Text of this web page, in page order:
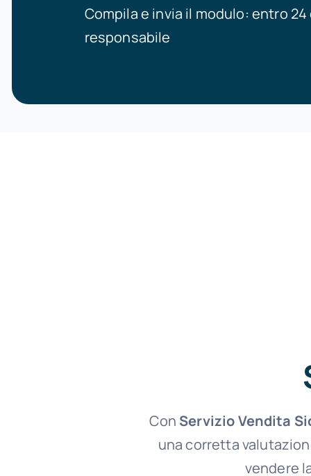
Compila e invia il modulo: entro
responsabile
Con Servizio Vendita
una corretta
vendere